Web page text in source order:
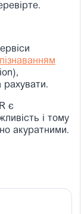
рахувати.
є
і тому
акуратними.